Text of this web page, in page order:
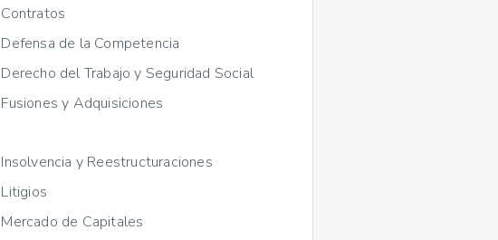
Contratos
Defensa de la Competencia
Derecho del Trabajo y Seguridad Social
Fusiones y Adquisiciones
Insolvencia y Reestructuraciones
Litigios
Mercado de Capitales